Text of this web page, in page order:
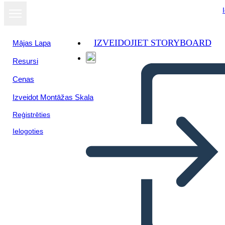
Mājas Lapa
Resursi
Cenas
Izveidot Montāžas Skala
Reģistrēties
Ielogoties
IZVEIDOJIET STORYBOARD
Bokomslagsplakat 1